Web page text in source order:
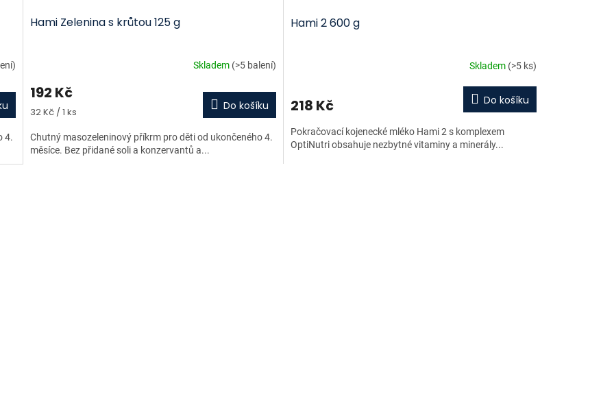
4.
Hami Zelenina s krůtou 125 g
Skladem (>5 balení)
192 Kč
Měrná
32 Kč / 1 ks Do košíku
Chutný masozeleninový příkrm pro děti od ukončeného 4.
měsíce. Bez přidané soli a konzervantů a...
Hami 2 600 g
Skladem (>5 ks)
218 Kč Do košíku
Pokračovací kojenecké mléko Hami 2 s komplexem
OptiNutri obsahuje nezbytné vitaminy a minerály...